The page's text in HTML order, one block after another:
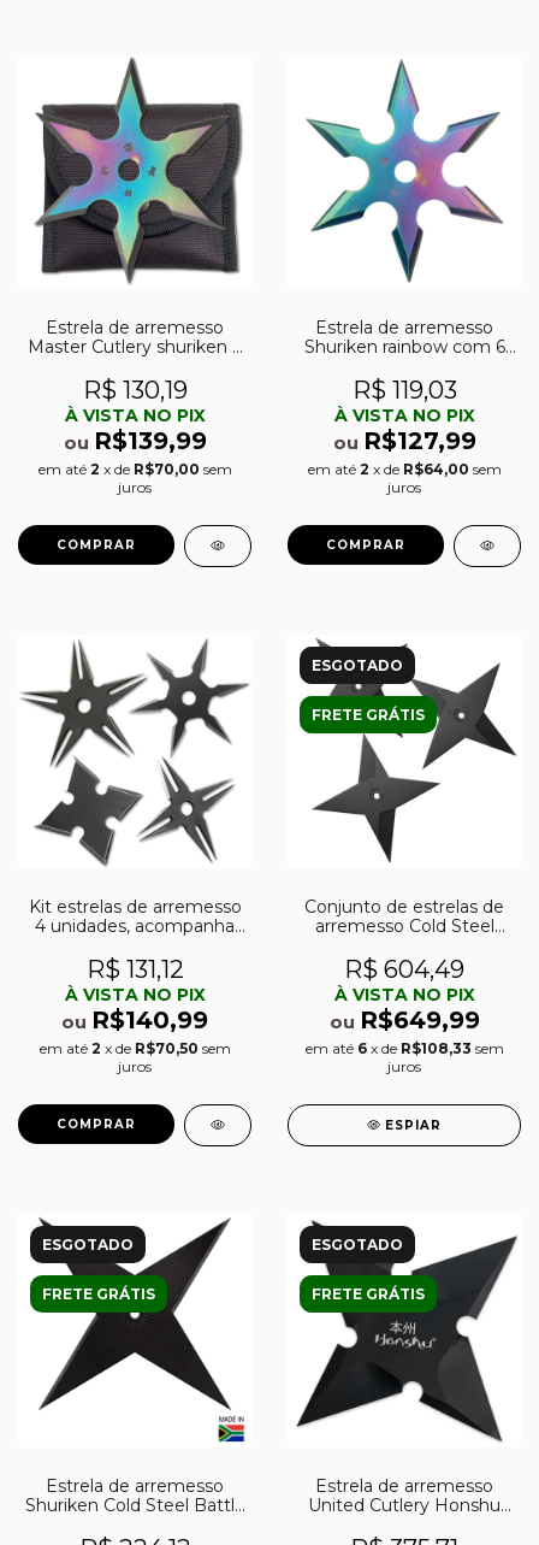
Estrela de arremesso
Master Cutlery shuriken 6
R$ 130,19
À VISTA NO PIX
ou R$139,99
em até 2 x de R$70,00 sem
juros
Estrela de arremesso
Shuriken rainbow com 6
R$ 119,03
À VISTA NO PIX
ou R$127,99
em até 2 x de R$64,00 sem
juros
Kit estrelas de arremesso
4 unidades, acompanha
R$ 131,12
À VISTA NO PIX
ou R$140,99
em até 2 x de R$70,50 sem
juros
ESGOTADO
FRETE GRÁTIS
Conjunto de estrelas de
arremesso Cold Steel
R$ 604,49
À VISTA NO PIX
ou R$649,99
em até 6 x de R$108,33 sem
juros
ESPIAR
ESGOTADO
FRETE GRÁTIS
Estrela de arremesso
Shuriken Cold Steel Battle
ESGOTADO
FRETE GRÁTIS
Estrela de arremesso
United Cutlery Honshu